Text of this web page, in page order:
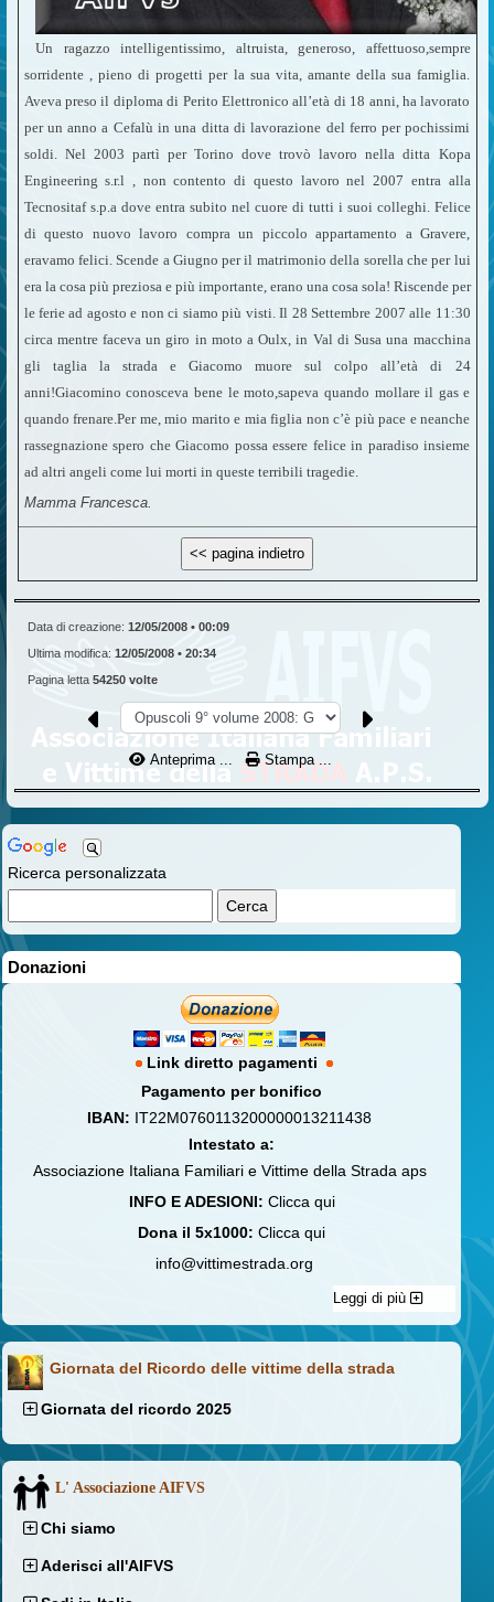
Ricerca personalizzata
Donazioni
Link diretto pagamenti
Pagamento per bonifico
IBAN: IT22M0760113200000013211438
Intestato a:
Associazione Italiana Familiari e Vittime della Strada aps
INFO E ADESIONI: Clicca qui
Dona il 5x1000: Clicca qui
info@vittimestrada.org
Leggi di più
Giornata del Ricordo delle vittime della strada
Giornata del ricordo 2025
L' Associazione AIFVS
Chi siamo
Aderisci all'AIFVS
Un ragazzo intelligentissimo, altruista, generoso, affettuoso,sempre
sorridente , pieno di progetti per la sua vita, amante della sua famiglia.
Aveva preso il diploma di Perito Elettronico all’età di 18 anni, ha lavorato
per un anno a Cefalù in una ditta di lavorazione del ferro per pochissimi
soldi. Nel 2003 partì per Torino dove trovò lavoro nella ditta Kopa
Engineering s.r.l , non contento di questo lavoro nel 2007 entra alla
Tecnositaf s.p.a dove entra subito nel cuore di tutti i suoi colleghi. Felice
di questo nuovo lavoro compra un piccolo appartamento a Gravere,
eravamo felici. Scende a Giugno per il matrimonio della sorella che per lui
era la cosa più preziosa e più importante, erano una cosa sola! Riscende per
le ferie ad agosto e non ci siamo più visti. Il 28 Settembre 2007 alle 11:30
circa mentre faceva un giro in moto a Oulx, in Val di Susa una macchina
gli taglia la strada e Giacomo muore sul colpo all’età di 24
anni!Giacomino conosceva bene le moto,sapeva quando mollare il gas e
quando frenare.Per me, mio marito e mia figlia non c’è più pace e neanche
rassegnazione spero che Giacomo possa essere felice in paradiso insieme
ad altri angeli come lui morti in queste terribili tragedie.
Mamma Francesca.
Data di creazione: 12/05/2008 • 00:09
Ultima modifica: 12/05/2008 • 20:34
Pagina letta 54250 volte
Anteprima ... Stampa ...